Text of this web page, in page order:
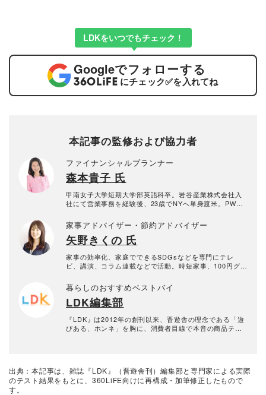
LDKをいつでもチェック！
Googleでフォローする
にチェック✅を入れてね
本記事の監修および協力者
ファイナンシャルプランナー
森本貴子 氏
甲南女子大学短期大学部英語科卒。岩谷産業株式会社入
社にて営業事務を経験後、23歳でNYへ単身渡米。PWC
日本人初のインディカーレーサーヒロ松下のNYオフィス
マネージャーに従事。1998年に帰国後、ルマン24時間優
勝チーム、チーム・ゴウのメンバーとしてマネジメント
に携わる。2008年マニュライフ生命保険会社入社。ルー
キーオブザイヤー、LIMRA継続優秀賞を受賞。保険総合
代理店株式会社グッドウインを経て、2014年から独立系
ー講師として活躍中。著書に『新NISA+iDeCo+ふるさと
納税のはじめ方』など。
家事アドバイザー・節約アドバイザー
矢野きくの 氏
家事の効率化、家庭でできるSDGsなどを専門にテレ
ビ、講演、コラム連載などで活動。時短家事、100円グッ
品や便利グッズの企画にも携わる。防災士や食育指導士
の資格ももち、家庭で安全に健康に過ごすための「備
え」についての講演も多数開催。Honda、イオン、東
芝、NTTDocomoなど大手企業や日経新聞、時事通信な
どでの連載実績も多数。
暮らしのおすすめベストバイ
LDK編集部
『LDK』は2012年の創刊以来、晋遊舎の理念である「遊
びある、ホンネ」を胸に、消費者目線で本音の商品テス
て見つけた「本当に良いもの」と「お役立ち情報」を厳
選してあなたにお届け。編集長・高橋咲彩を中心に、11
出典：本記事は、雑誌『LDK』（晋遊舎刊）編集部と専門家による実際
のテスト結果をもとに、360LiFE向けに再構成・加筆修正したもので
す。